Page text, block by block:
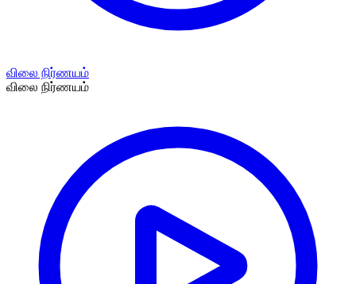
விலை நிர்ணயம்
விலை நிர்ணயம்